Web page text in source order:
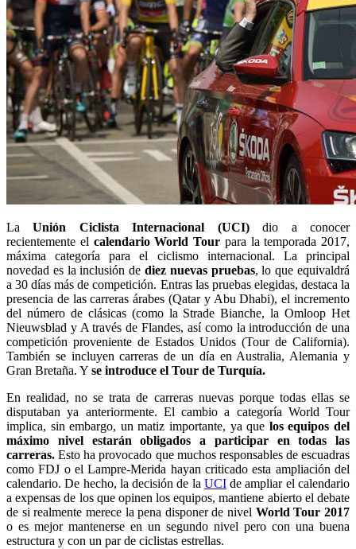
LaUnión Ciclista Internacional (UCI)dio a conocer
recientemente el calendario World Tour para la temporada 2017,
máxima categoría para el ciclismo internacional. La principal
novedad es la inclusión de diez nuevas pruebas, lo que equivaldrá
a 30 días más de competición. Entras las pruebas elegidas, destaca la
presencia de las carreras árabes (Qatar y Abu Dhabi), el incremento
del número de clásicas (como la Strade Bianche, la Omloop Het
Nieuwsblad y A través de Flandes, así como la introducción de una
competición proveniente de Estados Unidos (Tour de California).
También se incluyen carreras de un día en Australia, Alemania y
Gran Bretaña. Y se introduce el Tour de Turquía.
En realidad, no se trata de carreras nuevas porque todas ellas se
disputaban ya anteriormente. El cambio a categoría World Tour
implica, sin embargo, un matiz importante, ya que los equipos del
máximo nivel estarán obligados a participar en todas las
carreras. Esto ha provocado que muchos responsables de escuadras
como FDJ o el Lampre-Merida hayan criticado esta ampliación del
calendario. De hecho, la decisión de la UCIde ampliar el calendario
a expensas de los que opinen los equipos, mantiene abierto el debate
de si realmente merece la pena disponer de nivel World Tour 2017
o es mejor mantenerse en un segundo nivel pero con una buena
estructura y con un par de ciclistas estrellas.